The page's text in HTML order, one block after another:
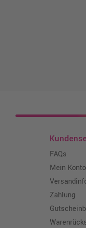
FAQs
Mein Konto
Zahlung